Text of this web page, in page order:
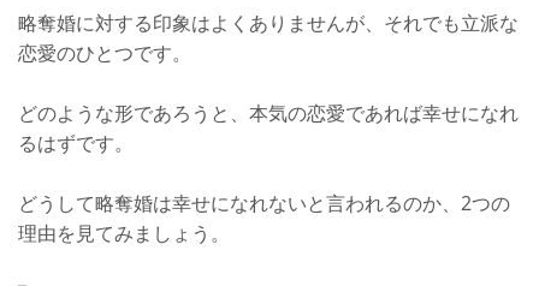
略奪婚に対する印象はよくありませんが、それでも立派な
恋愛のひとつです。
どのような形であろうと、本気の恋愛であれば幸せになれ
るはずです。
どうして略奪婚は幸せになれないと言われるのか、2つの
理由を見てみましょう。